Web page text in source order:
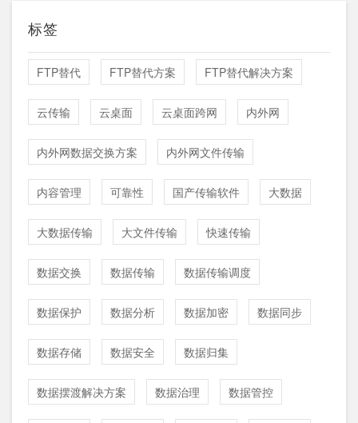
标签
FTP替代 FTP替代方案 FTP替代解决方案
云传输 云桌面 云桌面跨网 内外网
内外网数据交换方案 内外网文件传输
内容管理 可靠性 国产传输软件 大数据
大数据传输 大文件传输 快速传输
数据交换 数据传输 数据传输调度
数据保护 数据分析 数据加密 数据同步
数据存储 数据安全 数据归集
数据摆渡解决方案 数据治理 数据管控